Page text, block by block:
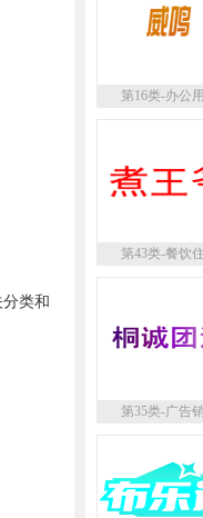
类和
第16类-办公
第43类-餐饮
第35类-广告